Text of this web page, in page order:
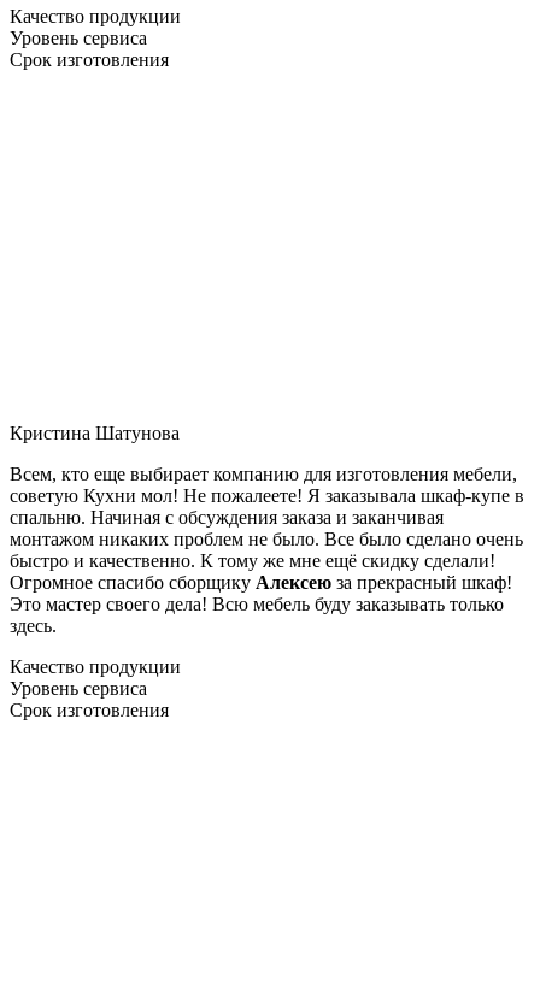
Качество продукции
Уровень сервиса
Срок изготовления
Кристина Шатунова
Всем, кто еще выбирает компанию для изготовления мебели,
советую Кухни мол! Не пожалеете! Я заказывала шкаф-купе в
спальню. Начиная с обсуждения заказа и заканчивая
монтажом никаких проблем не было. Все было сделано очень
быстро и качественно. К тому же мне ещё скидку сделали!
Огромное спасибо сборщику Алексею за прекрасный шкаф!
Это мастер своего дела! Всю мебель буду заказывать только
здесь.
Качество продукции
Уровень сервиса
Срок изготовления